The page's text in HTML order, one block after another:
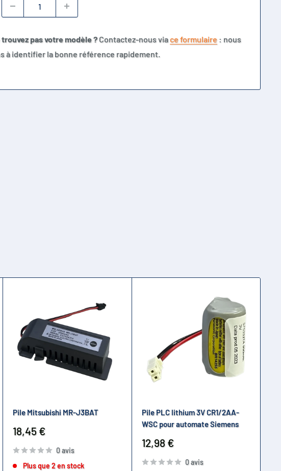
trouvez pas votre modèle ?Contactez-nous viace formulaire : nous
à identifier la bonne référence rapidement.
Pile Mitsubishi MR-J3BAT
Prix
réduit
18,45 €
0 avis
Plus que 2 en stock
Pile PLC lithium 3V CR1/2AA-
WSC pour automate Siemens
Prix
réduit
12,98 €
0 avis